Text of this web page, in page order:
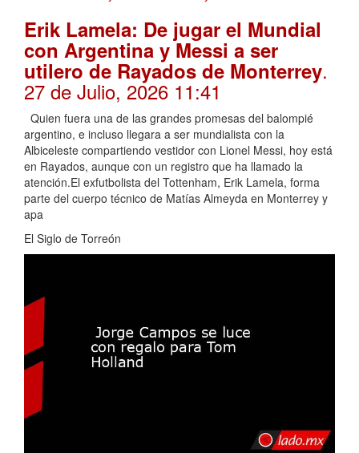
Erik Lamela: De jugar el Mundial
con Argentina y Messi a ser
utilero de Rayados de Monterrey.
27 de Julio, 2026 11:41
Quien fuera una de las grandes promesas del balompié
argentino, e incluso llegara a ser mundialista con la
Albiceleste compartiendo vestidor con Lionel Messi, hoy está
en Rayados, aunque con un registro que ha llamado la
atención.El exfutbolista del Tottenham, Erik Lamela, forma
parte del cuerpo técnico de Matías Almeyda en Monterrey y
apa
El Siglo de Torreón